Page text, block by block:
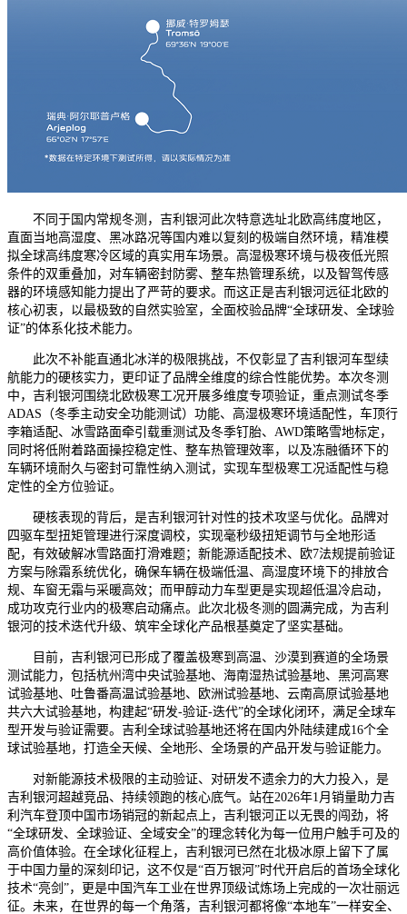
不同于国内常规冬测，吉利银河此次特意选址北欧高纬度地区，
直面当地高湿度、黑冰路况等国内难以复刻的极端自然环境，精准模
拟全球高纬度寒冷区域的真实用车场景。高湿极寒环境与极夜低光照
条件的双重叠加，对车辆密封防雾、整车热管理系统，以及智驾传感
器的环境感知能力提出了严苛的要求。而这正是吉利银河远征北欧的
核心初衷，以最极致的自然实验室，全面校验品牌“全球研发、全球验
证”的体系化技术能力。
此次不补能直通北冰洋的极限挑战，不仅彰显了吉利银河车型续
航能力的硬核实力，更印证了品牌全维度的综合性能优势。本次冬测
中，吉利银河围绕北欧极寒工况开展多维度专项验证，重点测试冬季
ADAS（冬季主动安全功能测试）功能、高湿极寒环境适配性，车顶行
李箱适配、冰雪路面牵引载重测试及冬季钉胎、AWD策略雪地标定，
同时将低附着路面操控稳定性、整车热管理效率，以及冻融循环下的
车辆环境耐久与密封可靠性纳入测试，实现车型极寒工况适配性与稳
定性的全方位验证。
硬核表现的背后，是吉利银河针对性的技术攻坚与优化。品牌对
四驱车型扭矩管理进行深度调校，实现毫秒级扭矩调节与全地形适
配，有效破解冰雪路面打滑难题；新能源适配技术、欧7法规提前验证
方案与除霜系统优化，确保车辆在极端低温、高湿度环境下的排放合
规、车窗无霜与采暖高效；而甲醇动力车型更是实现超低温冷启动，
成功攻克行业内的极寒启动痛点。此次北极冬测的圆满完成，为吉利
银河的技术迭代升级、筑牢全球化产品根基奠定了坚实基础。
目前，吉利银河已形成了覆盖极寒到高温、沙漠到赛道的全场景
测试能力，包括杭州湾中央试验基地、海南湿热试验基地、黑河高寒
试验基地、吐鲁番高温试验基地、欧洲试验基地、云南高原试验基地
共六大试验基地，构建起“研发-验证-迭代”的全球化闭环，满足全球车
型开发与验证需要。吉利全球试验基地还将在国内外陆续建成16个全
球试验基地，打造全天候、全地形、全场景的产品开发与验证能力。
对新能源技术极限的主动验证、对研发不遗余力的大力投入，是
吉利银河超越竞品、持续领跑的核心底气。站在2026年1月销量助力吉
利汽车登顶中国市场销冠的新起点上，吉利银河正以无畏的闯劲，将
“全球研发、全球验证、全域安全”的理念转化为每一位用户触手可及的
高价值体验。在全球化征程上，吉利银河已然在北极冰原上留下了属
于中国力量的深刻印记，这不仅是“百万银河”时代开启后的首场全球化
技术“亮剑”，更是中国汽车工业在世界顶级试炼场上完成的一次壮丽远
征。未来，在世界的每一个角落，吉利银河都将像“本地车”一样安全、